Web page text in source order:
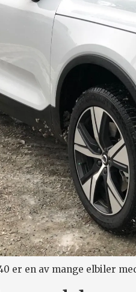
er en av mange elbiler